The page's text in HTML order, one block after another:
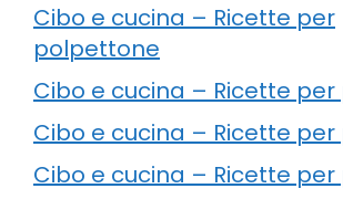
Cibo e cucina – Ricette per
polpettone
Cibo e cucina – Ricette
Cibo e cucina – Ricette
Cibo e cucina – Ricette